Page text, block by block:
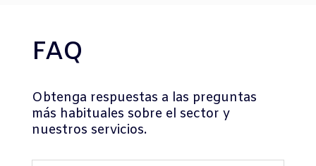
FAQ
Obtenga respuestas a las preguntas
más habituales sobre el sector y
nuestros servicios.